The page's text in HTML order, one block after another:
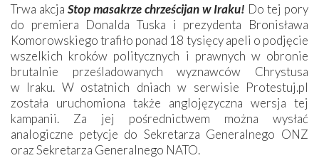
Trwa akcja Stop masakrze chrześcijan w Iraku! Do tej pory
do premiera Donalda Tuska i prezydenta Bronisława
Komorowskiego trafiło ponad 18 tysięcy apeli o podjęcie
wszelkich kroków politycznych i prawnych w obronie
brutalnie prześladowanych wyznawców Chrystusa
w Iraku. W ostatnich dniach w serwisie Protestuj.pl
została uruchomiona także anglojęzyczna wersja tej
kampanii. Za jej pośrednictwem można wysłać
analogiczne petycje do Sekretarza Generalnego ONZ
oraz Sekretarza Generalnego NATO.